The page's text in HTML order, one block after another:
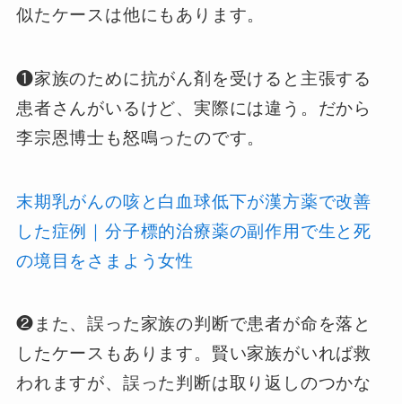
似たケースは他にもあります。
❶家族のために抗がん剤を受けると主張する
患者さんがいるけど、実際には違う。だから
李宗恩博士も怒鳴ったのです。
末期乳がんの咳と白血球低下が漢方薬で改善
した症例｜分子標的治療薬の副作用で生と死
の境目をさまよう女性
❷また、誤った家族の判断で患者が命を落と
したケースもあります。賢い家族がいれば救
われますが、誤った判断は取り返しのつかな